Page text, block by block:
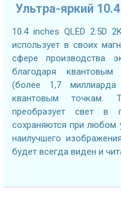
Ультра-яркий
10.4 inches QLED 2.5D
использует в своих
сфере производства
благодаря
(более 1,7 миллиарда
квантовым точкам.
преобразует свет в
сохраняются при любом
наилучшего
будет всегда виден и